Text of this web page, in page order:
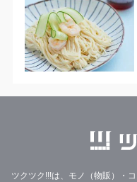
ツクツク!!!は、モノ（物販）・